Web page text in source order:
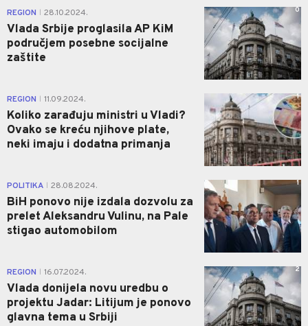
REGION 28.10.2024.
Vlada Srbije proglasila AP KiM
područjem posebne socijalne
zaštite
0
REGION 11.09.2024.
Koliko zarađuju ministri u Vladi?
Ovako se kreću njihove plate,
neki imaju i dodatna primanja
1
POLITIKA 28.08.2024.
BiH ponovo nije izdala dozvolu za
prelet Aleksandru Vulinu, na Pale
stigao automobilom
1
REGION 16.07.2024.
Vlada donijela novu uredbu o
projektu Jadar: Litijum je ponovo
glavna tema u Srbiji
2